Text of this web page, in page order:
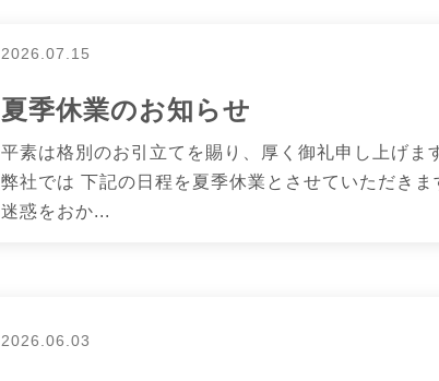
2026.07.15
夏季休業のお知らせ
平素は格別のお引立てを賜り、厚く御礼申し上げま
弊社では 下記の日程を夏季休業とさせていただき
迷惑をおか...
2026.06.03